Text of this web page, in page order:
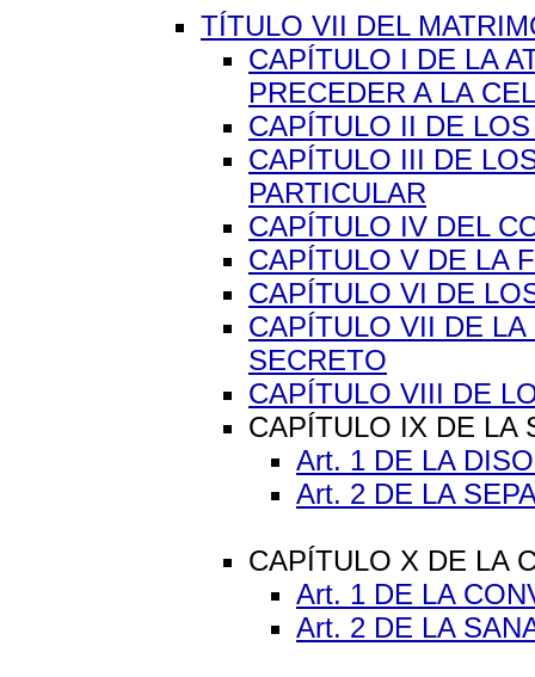
TÍTULO VII DEL
CAPÍTULO I DE LA
PRECEDER A LA
CAPÍTULO II DE
CAPÍTULO III DE
PARTICULAR
CAPÍTULO IV DEL
CAPÍTULO V DE LA
CAPÍTULO VI DE
CAPÍTULO VII DE
SECRETO
CAPÍTULO VIII DE
CAPÍTULO IX DE LA
Art. 1 DE LA
Art. 2 DE LA
CAPÍTULO X DE LA
Art. 1 DE LA
Art. 2 DE LA